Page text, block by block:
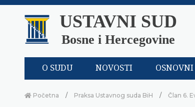
USTAVNI SUD
Bosne i Hercegovine
O SUDU NOVOSTI
Početna Praksa Ustavnog suda BiH Član 6.